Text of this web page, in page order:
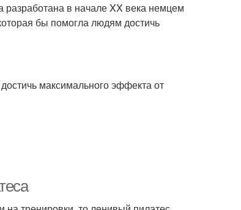
разработана в начале XX века немцем
бы помогла людям достичь
максимального эффекта от